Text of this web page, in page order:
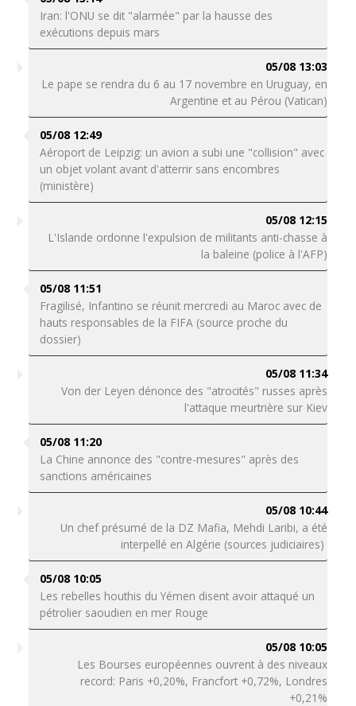
Iran: l'ONU se dit "alarmée" par la hausse des
exécutions depuis mars
05/08 13:03
Le pape se rendra du 6 au 17 novembre en Uruguay, en
Argentine et au Pérou (Vatican)
05/08 12:49
Aéroport de Leipzig: un avion a subi une "collision" avec
un objet volant avant d'atterrir sans encombres
(ministère)
05/08 12:15
L'Islande ordonne l'expulsion de militants anti-chasse à
la baleine (police à l'AFP)
05/08 11:51
Fragilisé, Infantino se réunit mercredi au Maroc avec de
hauts responsables de la FIFA (source proche du
dossier)
05/08 11:34
Von der Leyen dénonce des "atrocités" russes après
l'attaque meurtrière sur Kiev
05/08 11:20
La Chine annonce des "contre-mesures" après des
sanctions américaines
05/08 10:44
Un chef présumé de la DZ Mafia, Mehdi Laribi, a été
interpellé en Algérie (sources judiciaires)
05/08 10:05
Les rebelles houthis du Yémen disent avoir attaqué un
pétrolier saoudien en mer Rouge
05/08 10:05
Les Bourses européennes ouvrent à des niveaux
record: Paris +0,20%, Francfort +0,72%, Londres
+0,21%